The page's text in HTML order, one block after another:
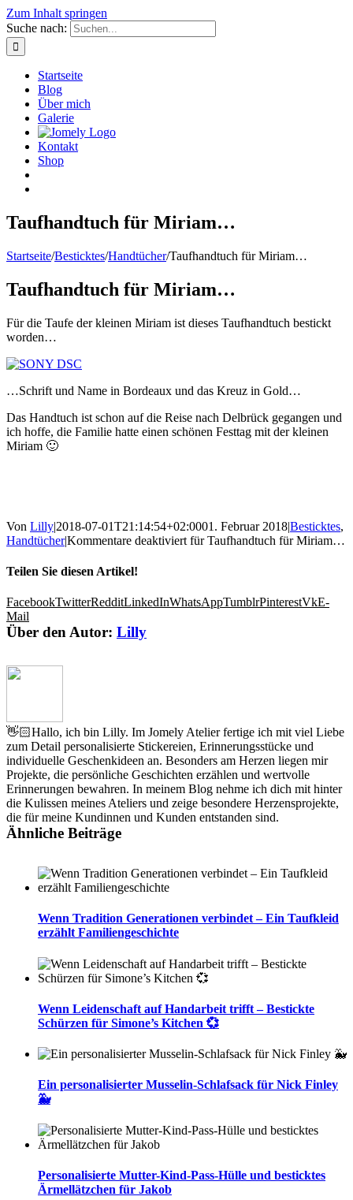
Zum Inhalt springen
Suche nach:
Startseite
Blog
Über mich
Galerie
Kontakt
Shop
Taufhandtuch für Miriam…
Startseite/Besticktes/Handtücher/Taufhandtuch für Miriam…
Taufhandtuch für Miriam…
Für die Taufe der kleinen Miriam ist dieses Taufhandtuch bestickt
worden…
…Schrift und Name in Bordeaux und das Kreuz in Gold…
Das Handtuch ist schon auf die Reise nach Delbrück gegangen und
ich hoffe, die Familie hatte einen schönen Festtag mit der kleinen
Miriam 🙂
Von Lilly|2018-07-01T21:14:54+02:0001. Februar 2018|Besticktes,
Handtücher|Kommentare deaktiviert für Taufhandtuch für Miriam…
Teilen Sie diesen Artikel!
FacebookTwitterRedditLinkedInWhatsAppTumblrPinterestVkE-
Mail
Über den Autor: Lilly
👋🏻Hallo, ich bin Lilly. Im Jomely Atelier fertige ich mit viel Liebe
zum Detail personalisierte Stickereien, Erinnerungsstücke und
individuelle Geschenkideen an. Besonders am Herzen liegen mir
Projekte, die persönliche Geschichten erzählen und wertvolle
Erinnerungen bewahren. In meinem Blog nehme ich dich mit hinter
die Kulissen meines Ateliers und zeige besondere Herzensprojekte,
die für meine Kundinnen und Kunden entstanden sind.
Ähnliche Beiträge
Wenn Tradition Generationen verbindet – Ein Taufkleid
erzählt Familiengeschichte
Wenn Leidenschaft auf Handarbeit trifft – Bestickte
Schürzen für Simone’s Kitchen 💞
Ein personalisierter Musselin-Schlafsack für Nick Finley
🐳
Personalisierte Mutter-Kind-Pass-Hülle und besticktes
Ärmellätzchen für Jakob